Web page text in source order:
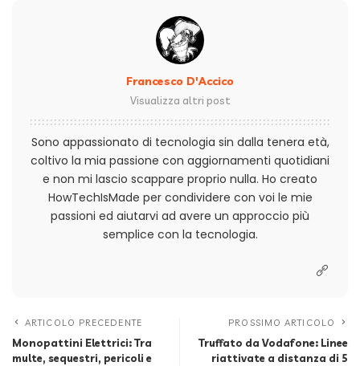
Francesco D'Accico
Visualizza altri post
Sono appassionato di tecnologia sin dalla tenera età,
coltivo la mia passione con aggiornamenti quotidiani
e non mi lascio scappare proprio nulla. Ho creato
HowTechIsMade per condividere con voi le mie
passioni ed aiutarvi ad avere un approccio più
semplice con la tecnologia.
ARTICOLO PRECEDENTE
Monopattini Elettrici: Tra
multe, sequestri, pericoli e
PROSSIMO ARTICOLO
Truffato da Vodafone: Linee
riattivate a distanza di 5